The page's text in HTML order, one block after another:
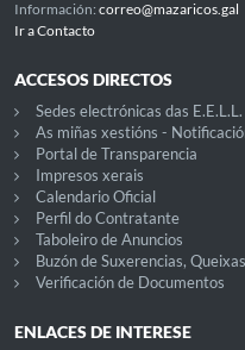
Información: correo@mazaricos.gal
Ir a Contacto
ACCESOS DIRECTOS
Sedes electrónicas das
As miñas xestións -
Portal de Transparencia
Impresos xerais
Calendario Oficial
Perfil do Contratante
Taboleiro de Anuncios
Buzón de Suxerencias,
Verificación de Documentos
ENLACES DE INTERESE